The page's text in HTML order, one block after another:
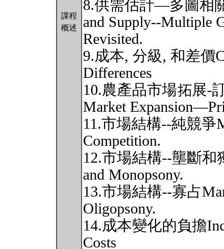
課程
概述
8.供需估計—多圖相
and Supply--Multiple
Revisited.
9.成本, 分級, 和差價
Differences
10.農產品市場拓展-
Market
11.市場結構--純競爭
Competition.
12.市場結構--壟斷和
and Monopsony.
13.市場結構--寡占
Oligopsony.
14.成本變化的負擔
Costs